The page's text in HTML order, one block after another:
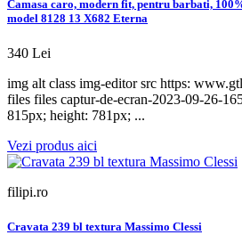
Camasa caro, modern fit, pentru barbati,
model 8128 13 X682 Eterna
340 Lei
img alt class img-editor src https:
files files captur-de-ecran-2023-09-26-
815px; height: 781px; ...
Vezi produs aici
filipi.ro
Cravata 239 bl textura Massimo Clessi